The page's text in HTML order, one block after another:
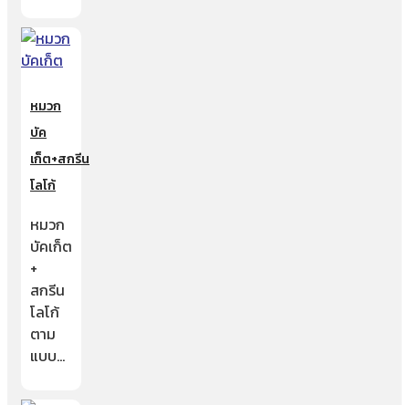
หมวก
บัค
เก็ต+สกรีน
โลโก้
หมวก
บัคเก็ต
+
สกรีน
โลโก้
ตาม
แบบ…